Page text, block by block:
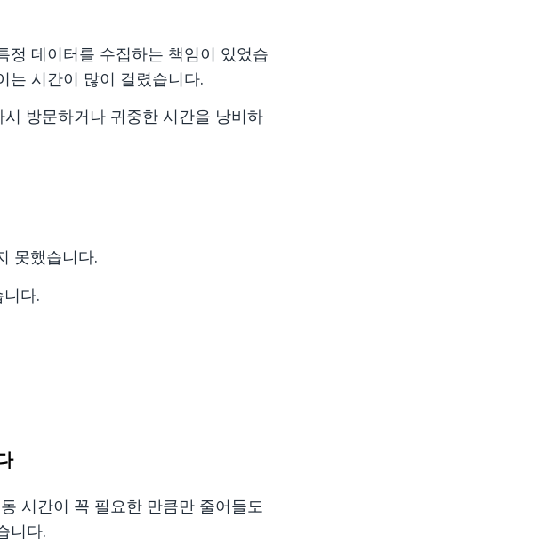
정 데이터를 수집하는 책임이 있었습
는 시간이 많이 걸렸습니다.
방문하거나 귀중한 시간을 낭비하
못했습니다.
다.
시간이 꼭 필요한 만큼만 줄어들도
니다.